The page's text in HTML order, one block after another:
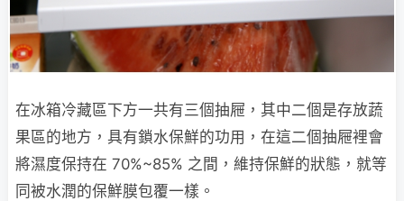
在冰箱冷藏區下方一共有三個抽屜，其中二個是存放蔬
果區的地方，具有鎖水保鮮的功用，在這二個抽屜裡會
將濕度保持在 70%~85% 之間，維持保鮮的狀態，就等
同被水潤的保鮮膜包覆一樣。